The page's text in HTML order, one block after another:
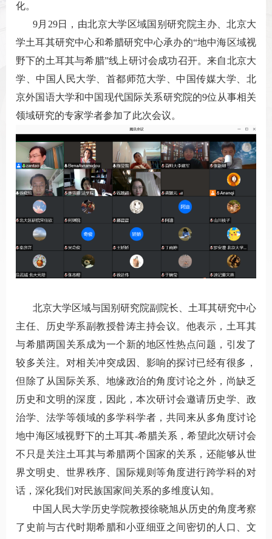
化。
9月29日，由北京大学区域国别研究院主办、北京大
学土耳其研究中心和希腊研究中心承办的“地中海区域视
野下的土耳其与希腊”线上研讨会成功召开。来自北京大
学、中国人民大学、首都师范大学、中国传媒大学、北
京外国语大学和中国现代国际关系研究院的9位从事相关
领域研究的专家学者参加了此次会议。
北京大学区域与国别研究院副院长、土耳其研究中心
主任、历史学系副教授昝涛主持会议。他表示，土耳其
与希腊两国关系成为一个新的地区性热点问题，引发了
较多关注。对相关冲突成因、影响的探讨已经有很多，
但除了从国际关系、地缘政治的角度讨论之外，尚缺乏
历史和文明的深度，因此，本次研讨会邀请历史学、政
治学、法学等领域的多学科学者，共同来从多角度讨论
地中海区域视野下的土耳其-希腊关系，希望此次研讨会
不只是关注土耳其与希腊两个国家的关系，还能够从世
界文明史、世界秩序、国际规则等角度进行跨学科的对
话，深化我们对民族国家间关系的多维度认知。
中国人民大学历史学院教授徐晓旭从历史的角度考察
了史前与古代时期希腊和小亚细亚之间密切的人口、文